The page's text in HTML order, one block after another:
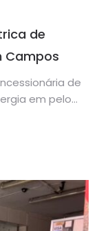
de
Campos
de
em pelo